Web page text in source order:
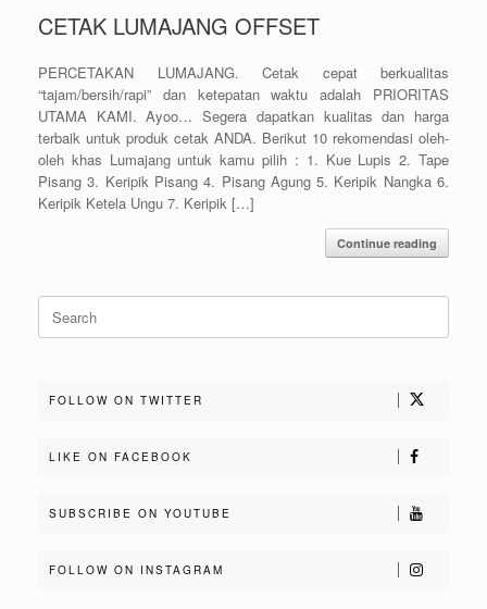
CETAK LUMAJANG OFFSET
PERCETAKAN LUMAJANG. Cetak cepat berkualitas
“tajam/bersih/rapi” dan ketepatan waktu adalah PRIORITAS
UTAMA KAMI. Ayoo… Segera dapatkan kualitas dan harga
terbaik untuk produk cetak ANDA. Berikut 10 rekomendasi oleh-
oleh khas Lumajang untuk kamu pilih : 1. Kue Lupis 2. Tape
Pisang 3. Keripik Pisang 4. Pisang Agung 5. Keripik Nangka 6.
Keripik Ketela Ungu 7. Keripik […]
Continue reading
Search
for:
FOLLOW ON TWITTER
LIKE ON FACEBOOK
SUBSCRIBE ON YOUTUBE
FOLLOW ON INSTAGRAM